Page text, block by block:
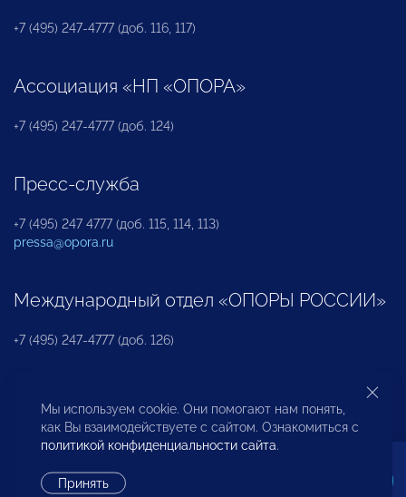
+7 (495) 247-4777 (доб. 116, 117)
Ассоциация «НП «ОПОРА»
+7 (495) 247-4777 (доб. 124)
Пресс-служба
+7 (495) 247 4777 (доб. 115, 114, 113)
pressa@opora.ru
Международный отдел «ОПОРЫ РОССИИ»
+7 (495) 247-4777 (доб. 126)
Бюро по защите прав предпринимателей и
инвесторов
Мы используем cookie. Они помогают нам понять,
как Вы взаимодействуете с сайтом. Ознакомиться с
политикой конфиденциальности сайта.
Принять